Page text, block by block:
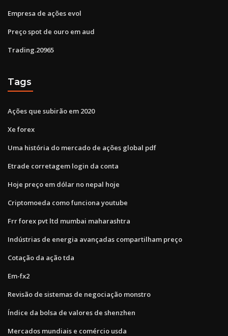
Empresa de ações evol
Preço spot de ouro em aud
Trading.20965
Tags
Ações que subirão em 2020
Xe forex
Uma história do mercado de ações global pdf
Etrade corretagem login da conta
Hoje preço em dólar no nepal hoje
Criptomoeda como funciona youtube
Frr forex pvt ltd mumbai maharashtra
Indústrias de energia avançadas compartilham preço
Cotação da ação tda
Em-fx2
Revisão de sistemas de negociação monstro
Índice da bolsa de valores de shenzhen
Mercados mundiais e comércio usda